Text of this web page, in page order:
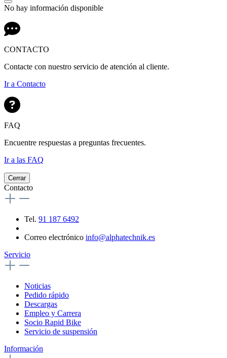
No hay información disponible
CONTACTO
Contacte con nuestro servicio de atención al cliente.
Ir a Contacto
FAQ
Encuentre respuestas a preguntas frecuentes.
Ir a las FAQ
Cerrar
Contacto
Tel. 91 187 6492
Correo electrónico info@alphatechnik.es
Servicio
Noticias
Pedido rápido
Descargas
Empleo y Carrera
Socio Rapid Bike
Servicio de suspensión
Información